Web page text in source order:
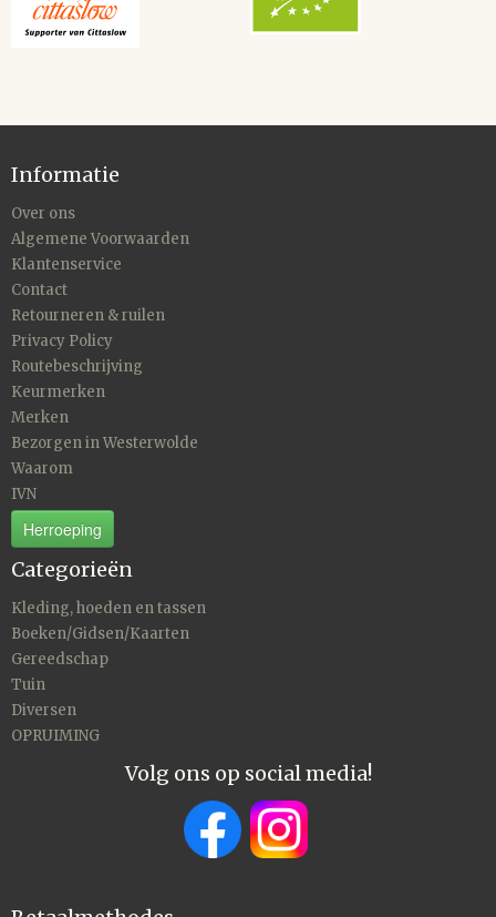
Informatie
Over ons
Algemene Voorwaarden
Klantenservice
Contact
Retourneren & ruilen
Privacy Policy
Routebeschrijving
Keurmerken
Merken
Bezorgen in Westerwolde
Waarom
IVN
Herroeping
Categorieën
Kleding, hoeden en tassen
Boeken/Gidsen/Kaarten
Gereedschap
Tuin
Diversen
OPRUIMING
Volg ons op social media!